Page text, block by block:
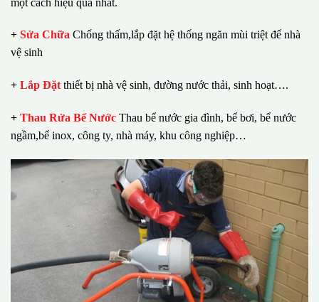
+ Sửa Chữa Chống thấm,lắp đặt hệ thống ngăn mùi triệt để nhà
vệ sinh
+ Lắp Đặt thiết bị nhà vệ sinh, đường nước thải, sinh hoạt….
+ Thau Rửa Bể Nước Thau bể nước gia đình, bể bơi, bể nước
ngầm,bể inox, công ty, nhà máy, khu công nghiệp…